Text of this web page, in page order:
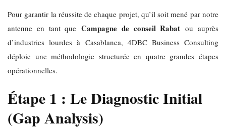
Pour garantir la réussite de chaque projet, qu’il soit mené par notre
antenne en tant queCampagne de conseil Rabat ou auprès
d’industries lourdes à Casablanca, 4DBC Business Consulting
déploie une méthodologie structurée en quatre grandes étapes
opérationnelles.
Étape 1 : Le Diagnostic Initial
(Gap Analysis)